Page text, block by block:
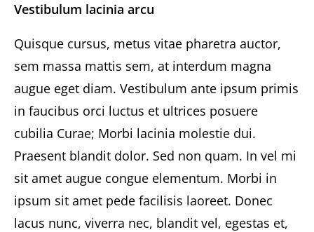
Vestibulum lacinia arcu
Quisque cursus, metus vitae pharetra auctor,
sem massa mattis sem, at interdum magna
augue eget diam. Vestibulum ante ipsum primis
in faucibus orci luctus et ultrices posuere
cubilia Curae; Morbi lacinia molestie dui.
Praesent blandit dolor. Sed non quam. In vel mi
sit amet augue congue elementum. Morbi in
ipsum sit amet pede facilisis laoreet. Donec
lacus nunc, viverra nec, blandit vel, egestas et,